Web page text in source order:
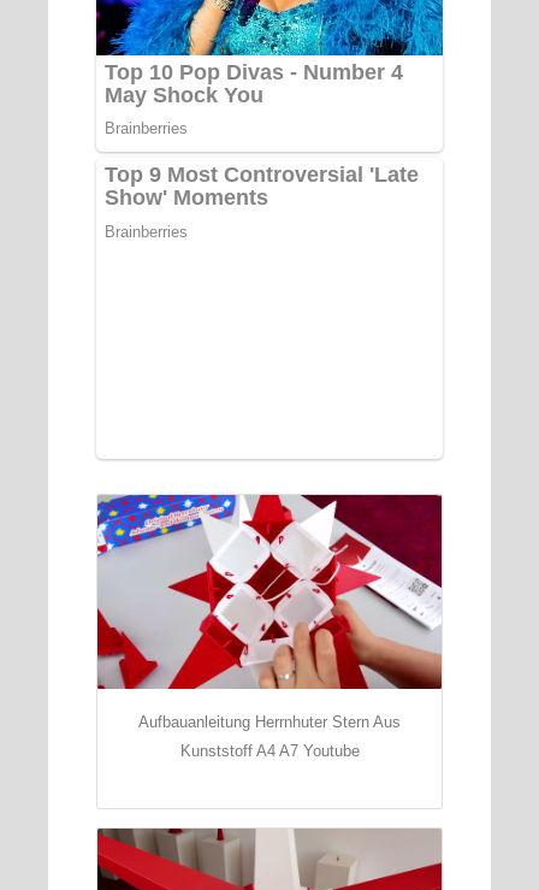
Aufbauanleitung Herrnhuter Stern Aus
Kunststoff A4 A7 Youtube